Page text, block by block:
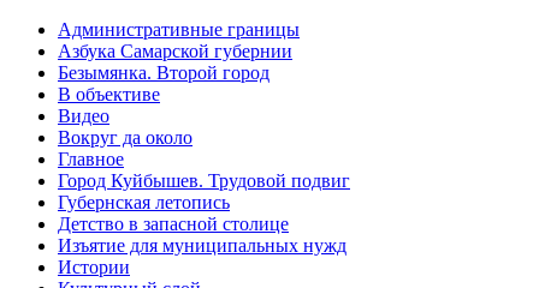
Административные границы
Азбука Самарской губернии
Безымянка. Второй город
В объективе
Видео
Вокруг да около
Главное
Город Куйбышев. Трудовой подвиг
Губернская летопись
Детство в запасной столице
Изъятие для муниципальных нужд
Истории